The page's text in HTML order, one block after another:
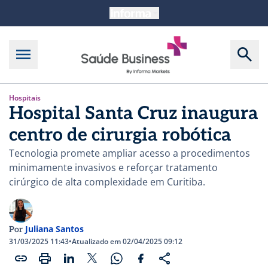
Hospitais
Hospital Santa Cruz inaugura
centro de cirurgia robótica
Tecnologia promete ampliar acesso a procedimentos
minimamente invasivos e reforçar tratamento
cirúrgico de alta complexidade em Curitiba.
Por Juliana Santos
31/03/2025 11:43•Atualizado em 02/04/2025 09:12